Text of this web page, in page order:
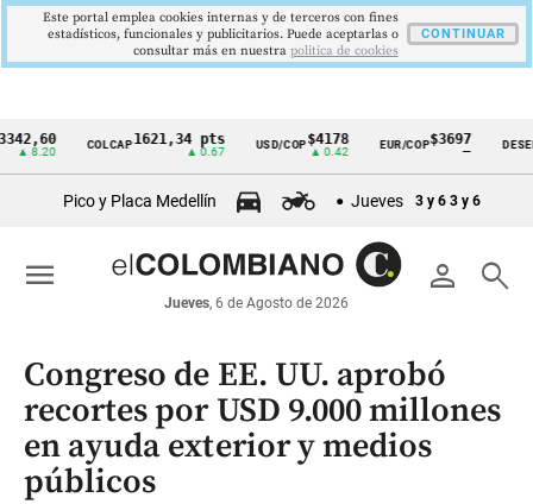
Cintillo
económicos
Colombia
COLCAP1621,34 pts USD/COP$4178
▲ 0.42
EUR/COP$3697
—
DESEMPLEO
Pico y Placa Medellín Jueves 3 y 6 3 y 6
person search
Jueves, 6 de Agosto de 2026
menu
Congreso de EE. UU. aprobó
recortes por USD 9.000 millones
en ayuda exterior y medios
públicos
Este portal emplea cookies internas y de terceros con fines
estadísticos, funcionales y publicitarios. Puede aceptarlas o
consultar más en nuestra politica de cookies
CONTINUAR